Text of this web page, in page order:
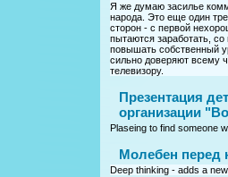
Я же думаю засилье
народа. Это еще один
сторон - с первой
пытаются заработать,
повышать собственный
сильно доверяют всему
телевизору.
Презентация
организации
Plaseing to find someone
Молебен перед
Deep thinking - adds a new